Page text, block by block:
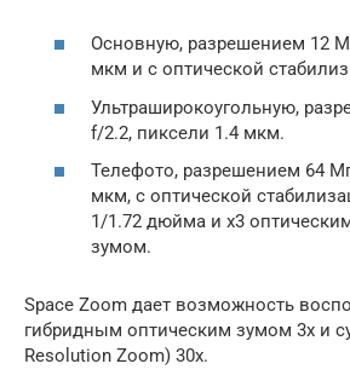
Основную, разрешением 12
мкм и с оптической
Ультраширокоугольную,
f/2.2, пиксели 1.4 мкм.
Телефото, разрешением 64
мкм, с оптической
1/1.72 дюйма и x3
зумом.
Space Zoom дает возможность
гибридным оптическим зумом 3х и
Resolution Zoom) 30х.